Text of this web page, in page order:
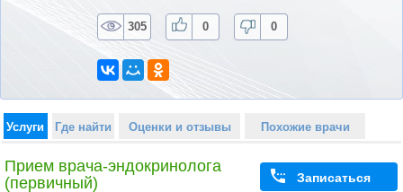
305 0 0
Услуги Где найти Оценки и отзывы Похожие врачи
Прием врача-эндокринолога
(первичный)
Записаться